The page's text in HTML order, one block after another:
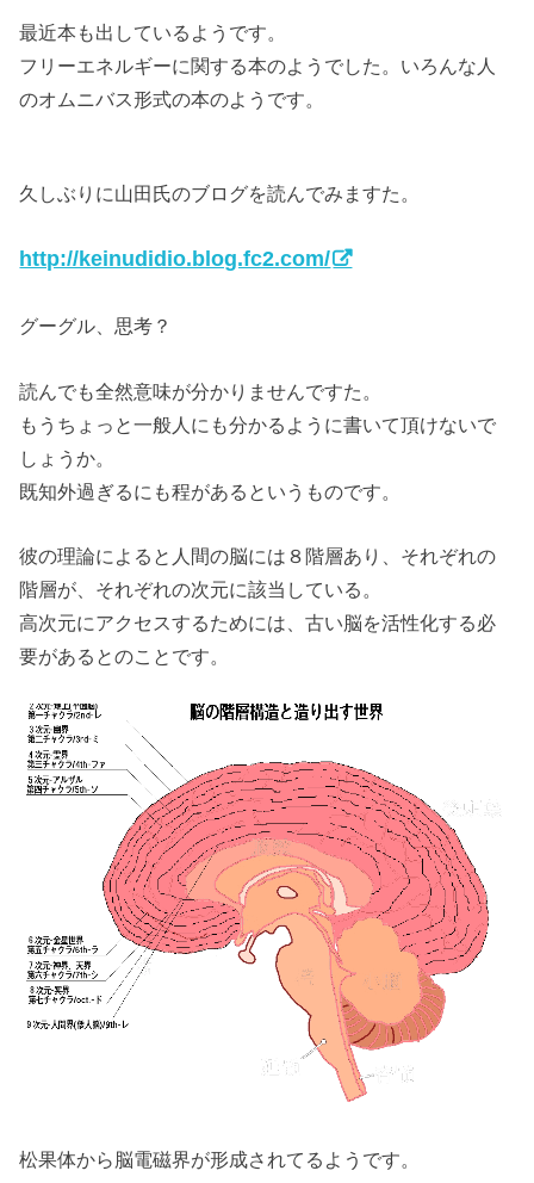
最近本も出しているようです。
フリーエネルギーに関する本のようでした。いろんな人
のオムニバス形式の本のようです。
久しぶりに山田氏のブログを読んでみますた。
http://keinudidio.blog.fc2.com/
グーグル、思考？
読んでも全然意味が分かりませんですた。
もうちょっと一般人にも分かるように書いて頂けないで
しょうか。
既知外過ぎるにも程があるというものです。
彼の理論によると人間の脳には８階層あり、それぞれの
階層が、それぞれの次元に該当している。
高次元にアクセスするためには、古い脳を活性化する必
要があるとのことです。
松果体から脳電磁界が形成されてるようです。